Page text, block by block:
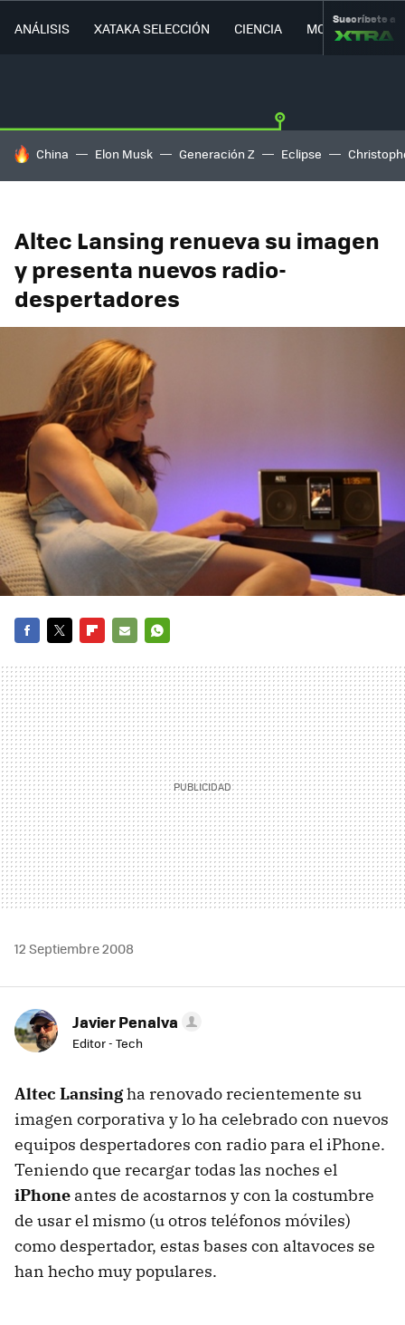
ANÁLISIS XATAKA SELECCIÓN CIENCIA MOVILIDAD
Suscríbete a
HOY SE HABLA DE
China Elon Musk Generación Z Eclipse
Altec Lansing renueva su imagen
y presenta nuevos radio-
despertadores
MAIL
12 Septiembre 2008
Javier Penalva
Editor - Tech
Altec Lansingha renovado recientemente su
imagen corporativa y lo ha celebrado con nuevos
equipos despertadores con radio para el iPhone.
Teniendo que recargar todas las noches el
iPhone antes de acostarnos y con la costumbre
de usar el mismo (u otros teléfonos móviles)
como despertador, estas bases con altavoces se
han hecho muy populares.